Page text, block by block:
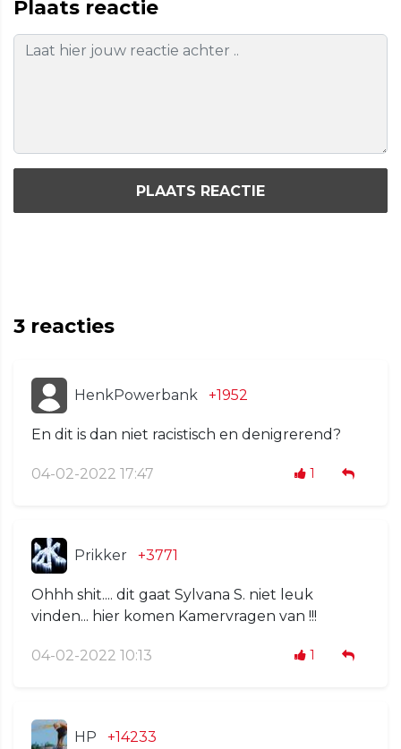
Plaats reactie
PLAATS REACTIE
3 reacties
HenkPowerbank +1952
En dit is dan niet racistisch en denigrerend?
04-02-2022 17:47 1
Prikker +3771
Ohhh shit.... dit gaat Sylvana S. niet leuk
vinden... hier komen Kamervragen van !!!
04-02-2022 10:13 1
HP +14233